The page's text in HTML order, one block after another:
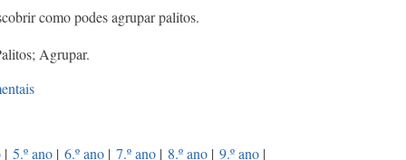
como podes agrupar palitos.
Agrupar.
| 5.º ano | 6.º ano | 7.º ano | 8.º ano | 9.º ano |